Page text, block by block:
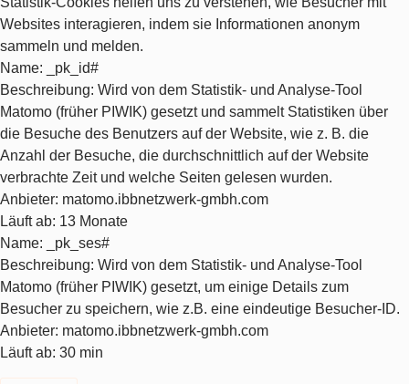
Websites interagieren, indem sie Informationen anonym
sammeln und melden.
Name: _pk_id#
Beschreibung: Wird von dem Statistik- und Analyse-Tool
Matomo (früher PIWIK) gesetzt und sammelt Statistiken über
die Besuche des Benutzers auf der Website, wie z. B. die
Anzahl der Besuche, die durchschnittlich auf der Website
verbrachte Zeit und welche Seiten gelesen wurden.
Anbieter: matomo.ibbnetzwerk-gmbh.com
Läuft ab: 13 Monate
Name: _pk_ses#
Beschreibung: Wird von dem Statistik- und Analyse-Tool
Matomo (früher PIWIK) gesetzt, um einige Details zum
Besucher zu speichern, wie z.B. eine eindeutige Besucher-ID.
Anbieter: matomo.ibbnetzwerk-gmbh.com
Läuft ab: 30 min